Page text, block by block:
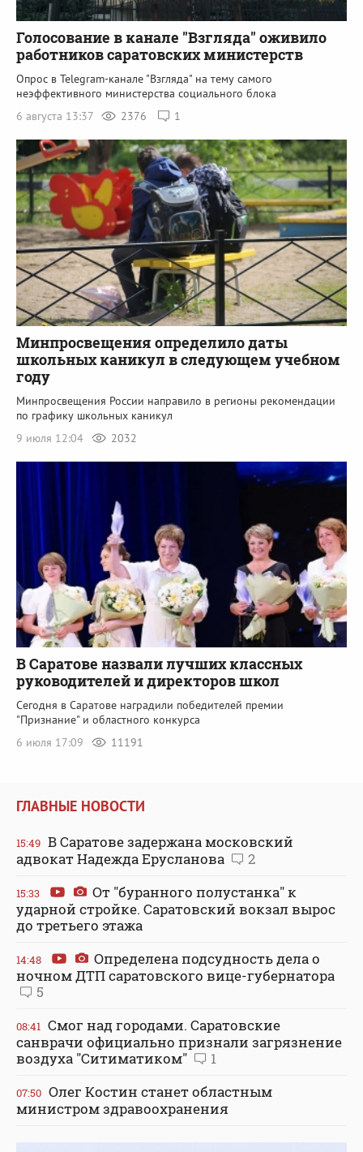
Голосование в канале "Взгляда" оживило
работников саратовских министерств
Опрос в Telegram-канале "Взгляда" на тему самого
неэффективного министерства социального блока
6 августа 13:37
2376 1
Минпросвещения определило даты
школьных каникул в следующем учебном
году
Минпросвещения России направило в регионы рекомендации
по графику школьных каникул
9 июля 12:04
2032
В Саратове назвали лучших классных
руководителей и директоров школ
Сегодня в Саратове наградили победителей премии
"Признание" и областного конкурса
6 июля 17:09
11191
ГЛАВНЫЕ НОВОСТИ
15:49 В Саратове задержана московский
адвокат Надежда Ерусланова
2
15:33
От "буранного полустанка" к
ударной стройке. Саратовский вокзал вырос
до третьего этажа
14:48
Определена подсудность дела о
ночном ДТП саратовского вице-губернатора
5
08:41 Смог над городами. Саратовские
санврачи официально признали загрязнение
воздуха "Ситиматиком"
1
07:50 Олег Костин станет областным
министром здравоохранения